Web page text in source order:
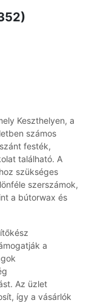
Keszthelyen, a
számos
festék,
található. A
szükséges
szerszámok,
a bútorwax és
a
Az üzlet
így a vásárlók